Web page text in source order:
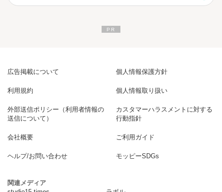
広告掲載について 個人情報保護方針
利用規約 個人情報取り扱い
外部送信ポリシー（利用者情報の
送信について）
カスタマーハラスメントに対する
行動指針
会社概要 ご利用ガイド
ヘルプ/お問い合わせ モッピーSDGs
関連メディア